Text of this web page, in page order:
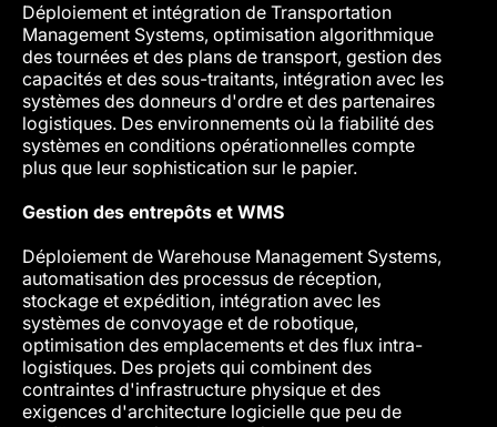
Déploiement et intégration de Transportation
Management Systems, optimisation algorithmique
des tournées et des plans de transport, gestion des
capacités et des sous-traitants, intégration avec les
systèmes des donneurs d'ordre et des partenaires
logistiques. Des environnements où la fiabilité des
systèmes en conditions opérationnelles compte
plus que leur sophistication sur le papier.
Gestion des entrepôts et WMS
Déploiement de Warehouse Management Systems,
automatisation des processus de réception,
stockage et expédition, intégration avec les
systèmes de convoyage et de robotique,
optimisation des emplacements et des flux intra-
logistiques. Des projets qui combinent des
contraintes d'infrastructure physique et des
exigences d'architecture logicielle que peu de